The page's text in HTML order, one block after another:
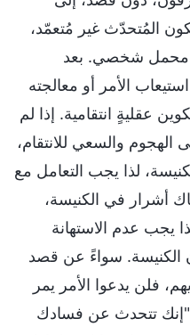
المُتحدّث غير مُتعمّد،
محمل شخصي. بعد
الأمر أو معالجته
عقليةٍ انتقامية. إذا لم
والسعي للانتقام،
لذا يجب التعامل مع
أشرار في الكنيسة،
يجب عدم الاستهانة
الكنيسة. سواءً عن قصد
فلن يدعوا الأمر يمر
تتحدث عن فسادك